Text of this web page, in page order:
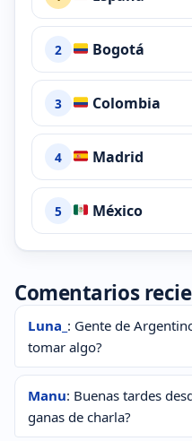
2 Bogotá
3 Colombia
4 Madrid
5 México
Comentarios
Luna_ : Gente de
tomar algo?
Manu: Buenas tardes
ganas de charla?